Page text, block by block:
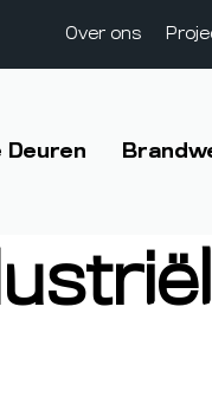
Over ons
Deuren